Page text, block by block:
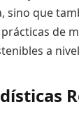
sino que
de
a